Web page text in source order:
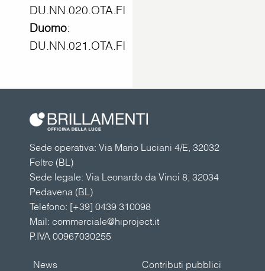
DU.NN.020.OTA.FI
Duomo:
DU.NN.021.OTA.FI
Sede operativa: Via Mario Luciani 4/E, 32032
Feltre (BL)
Sede legale: Via Leonardo da Vinci 8, 32034
Pedavena (BL)
Telefono: [+39] 0439 310098
Mail: commerciale@hiproject.it
P.IVA 00967030255
Contributi pubblici
News